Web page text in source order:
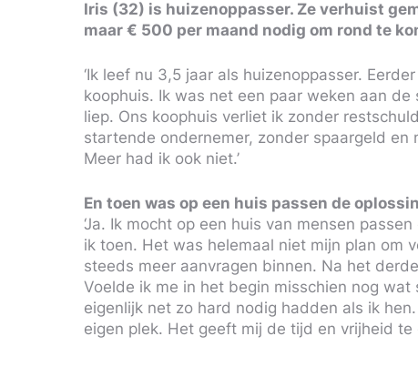
Iris (32) is huizenoppasser. Ze verhuist
maar € 500 per maand nodig om rond te
‘Ik leef nu 3,5 jaar als huizenoppasser.
koophuis. Ik was net een paar weken aan
liep. Ons koophuis verliet ik zonder
startende ondernemer, zonder spaargeld
Meer had ik ook niet.’
En toen was op een huis passen de
‘Ja. Ik mocht op een huis van mensen
ik toen. Het was helemaal niet mijn plan om
steeds meer aanvragen binnen. Na het
Voelde ik me in het begin misschien nog
eigenlijk net zo hard nodig hadden als ik
eigen plek. Het geeft mij de tijd en vrijheid te